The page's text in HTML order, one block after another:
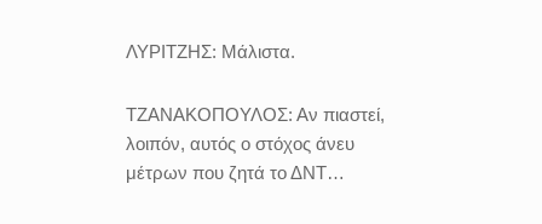
ΛΥΡΙΤΖΗΣ: Μάλιστα.
ΤΖΑΝΑΚΟΠΟΥΛΟΣ: Αν πιαστεί,
λοιπόν, αυτός ο στόχος άνευ
μέτρων που ζητά το ΔΝΤ…